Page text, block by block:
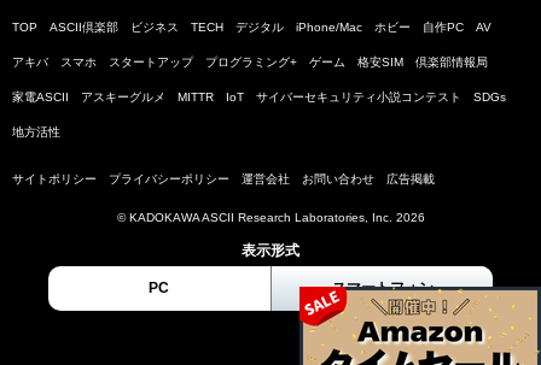
TOP ASCII倶楽部 ビジネス TECH デジタル iPhone/Mac ホビー 自作PC AV
アキバ スマホ スタートアップ プログラミング+ ゲーム 格安SIM 倶楽部情報局
家電ASCII アスキーグルメ MITTR IoT サイバーセキュリティ小説コンテスト SDGs
地方活性
サイトポリシー プライバシーポリシー 運営会社 お問い合わせ 広告掲載
© KADOKAWA ASCII Research Laboratories, Inc. 2026
表示形式
PC スマートフォン